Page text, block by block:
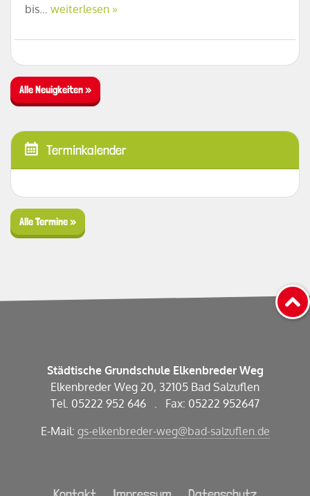
bis… weiterlesen »
Alle Neuigkeiten »
Terminkalender
Alle Termine »
Städtische Grundschule Elkenbreder Weg
Elkenbreder Weg 20, 32105 Bad Salzuflen
Tel. 05222 952 646 . Fax: 05222 952647
E-Mail: gs-elkenbreder-weg@bad-salzuflen.de